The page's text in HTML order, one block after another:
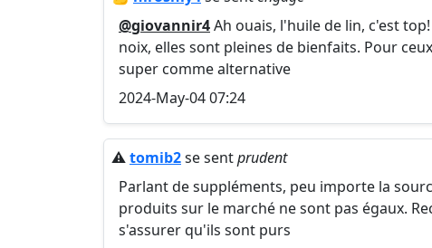
@giovannir4Ah ouais, l'huile de lin, c'est
noix, elles sont pleines de bienfaits. Pour
super comme alternative
2024-May-04 07:24
⚠️tomib2se sentprudent
Parlant de suppléments, peu importe la
produits sur le marché ne sont pas égaux.
s'assurer qu'ils sont purs